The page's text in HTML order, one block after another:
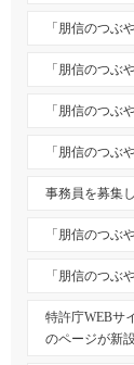
「朋信のつぶ
「朋信のつぶ
「朋信のつぶ
「朋信のつぶ
事務員を募集
「朋信のつぶ
「朋信のつぶ
特許庁WEBサ
のページが新